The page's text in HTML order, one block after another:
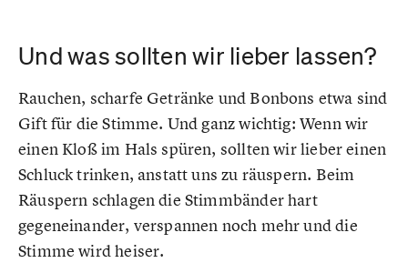
Und was sollten wir lieber lassen?
Rauchen, scharfe Getränke und Bonbons etwa sind
Gift für die Stimme. Und ganz wichtig: Wenn wir
einen Kloß im Hals spüren, sollten wir lieber einen
Schluck trinken, anstatt uns zu räuspern. Beim
Räuspern schlagen die Stimmbänder hart
gegeneinander, verspannen noch mehr und die
Stimme wird heiser.